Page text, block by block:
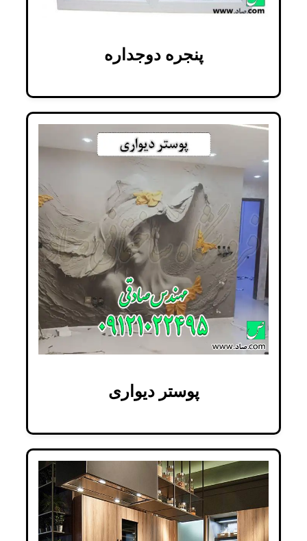
پنجره دوجداره
پوستر دیواری